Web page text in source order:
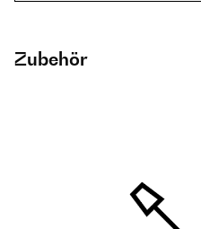
Zubehör